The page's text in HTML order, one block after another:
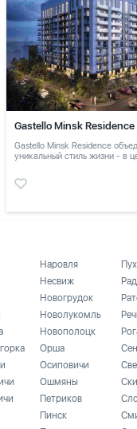
Gastello Minsk Residence
Gastello Minsk Residence
уникальный стиль жизни - в
Наровля
Несвиж
Новогрудок
Новолукомль
Новополоцк
Орша
Осиповичи
Ошмяны
Петриков
Пинск